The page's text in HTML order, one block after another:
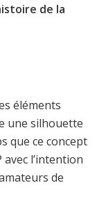
de la
éléments
une silhouette
que ce concept
l’intention
de